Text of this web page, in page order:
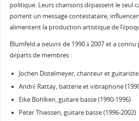
politique. Leurs chansons dépassent le seul
portent un message contestataire,
alimentent la production artistique de
Blumfeld a oeuvré de 1990 à 2007 et a
départs de membres :
Jochen Distelmeyer, chanteur et guitariste
André Rattay, batterie et vibraphone
Eike Bohlken, guitare basse (1990-1996)
Peter Thiessen, guitare basse (1996-2002)